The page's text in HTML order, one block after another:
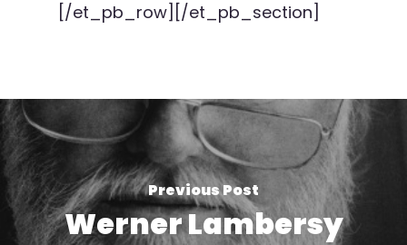
[/et_pb_row][/et_pb_section]
Previous Post
Werner Lambersy